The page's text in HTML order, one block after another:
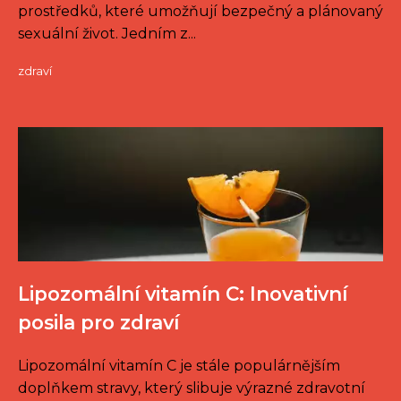
prostředků, které umožňují bezpečný a plánovaný
sexuální život. Jedním z...
zdraví
Lipozomální vitamín C: Inovativní
posila pro zdraví
Lipozomální vitamín C je stále populárnějším
doplňkem stravy, který slibuje výrazné zdravotní